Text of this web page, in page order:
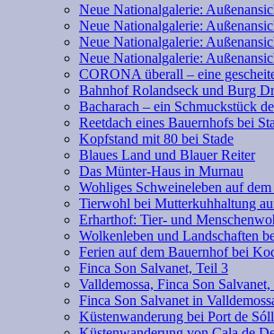
Neue Nationalgalerie:
Neue Nationalgalerie:
Neue Nationalgalerie:
Neue Nationalgalerie:
CORONA überall – eine
Bahnhof Rolandseck und Burg
Bacharach – ein Schmuckstück
Reetdach eines Bauernhofs bei
Kopfstand mit 80 bei Stade
Blaues Land und Blauer Reiter
Das Münter-Haus in Murnau
Wohliges Schweineleben auf
Tierwohl bei Mutterkuhhaltung
Erharthof: Tier- und
Wolkenleben und Landschaften
Ferien auf dem Bauernhof bei
Finca Son Salvanet, Teil 3
Valldemossa, Finca Son
Finca Son Salvanet in
Küstenwanderung bei Port de